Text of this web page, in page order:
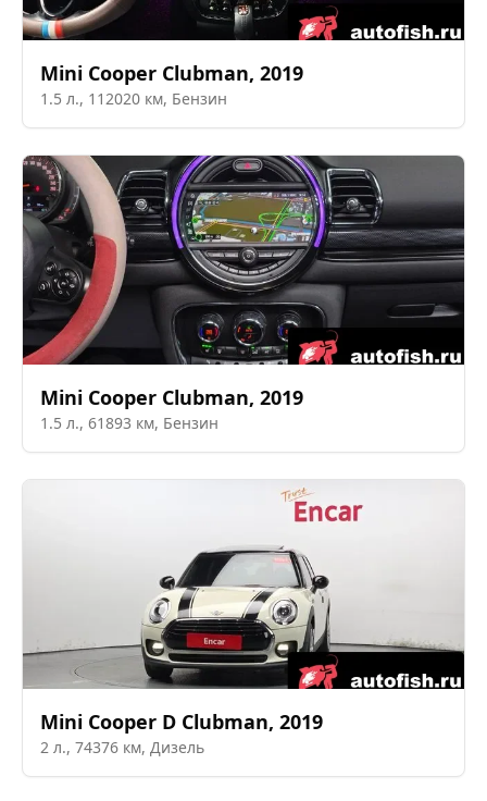
Mini Cooper Clubman, 2019
1.5 л., 112020 км, Бензин
Mini Cooper Clubman, 2019
1.5 л., 61893 км, Бензин
Mini Cooper D Clubman, 2019
2 л., 74376 км, Дизель